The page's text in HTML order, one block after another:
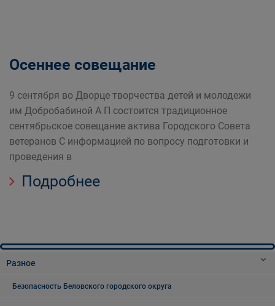
Осеннее совещание
9 сентября во Дворце творчества детей и молодежи
им Добробабиной А П состоится традиционное
сентябрьское совещание актива Городского Совета
ветеранов С информацией по вопросу подготовки и
проведения в
Подробнее
Разное
Безопасность Беловского городского округа